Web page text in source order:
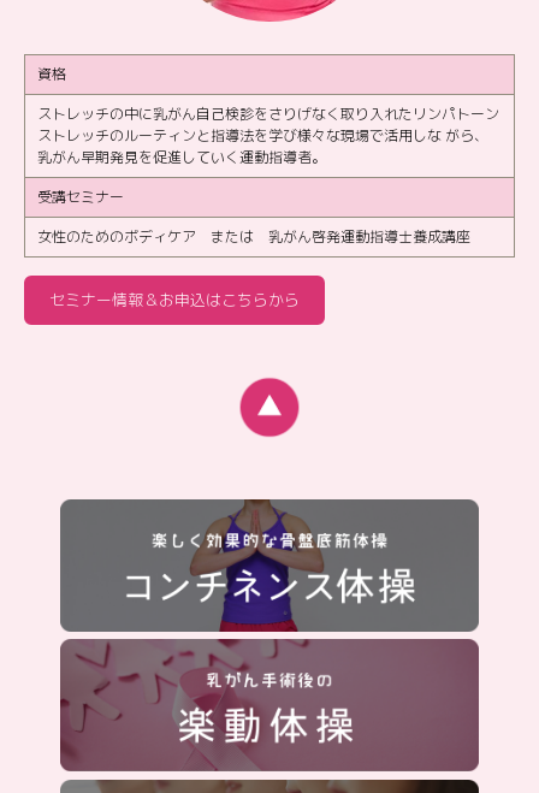
資格
ストレッチの中に乳がん自己検診をさりげなく取り入れたリンパトーン
ストレッチのルーティンと指導法を学び様々な現場で活用しな がら、
乳がん早期発見を促進していく運動指導者。
受講セミナー
女性のためのボディケア または 乳がん啓発運動指導士養成講座
セミナー情報＆お申込はこちらから